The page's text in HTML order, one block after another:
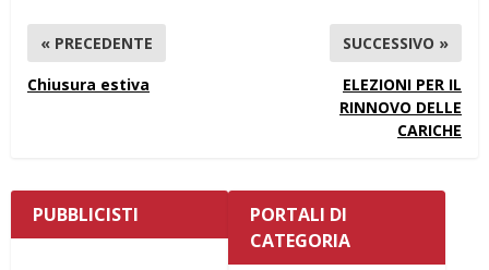
« PRECEDENTE
Chiusura estiva
SUCCESSIVO »
ELEZIONI PER IL
RINNOVO DELLE
CARICHE
PUBBLICISTI
PORTALI DI
CATEGORIA